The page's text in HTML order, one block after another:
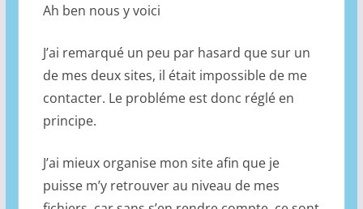
Ah ben nous y voici
J’ai remarqué un peu par hasard que sur un
de mes deux sites, il était impossible de me
contacter. Le probléme est donc réglé en
principe.
J’ai mieux organise mon site afin que je
puisse m’y retrouver au niveau de mes